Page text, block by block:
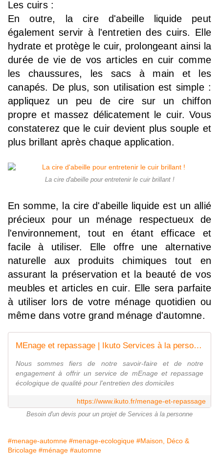
Les cuirs :
En outre, la cire d'abeille liquide peut
également servir à l'entretien des cuirs. Elle
hydrate et protège le cuir, prolongeant ainsi la
durée de vie de vos articles en cuir comme
les chaussures, les sacs à main et les
canapés. De plus, son utilisation est simple :
appliquez un peu de cire sur un chiffon
propre et massez délicatement le cuir. Vous
constaterez que le cuir devient plus souple et
plus brillant après chaque application.
La cire d'abeille pour entretenir le cuir brillant !
En somme, la cire d'abeille liquide est un allié
précieux pour un ménage respectueux de
l'environnement, tout en étant efficace et
facile à utiliser. Elle offre une alternative
naturelle aux produits chimiques tout en
assurant la préservation et la beauté de vos
meubles et articles en cuir. Elle sera parfaite
à utiliser lors de votre ménage quotidien ou
même dans votre grand ménage d'automne.
MEnage et repassage | Ikuto Services à la personne | Paris, 75013
Nous sommes fiers de notre savoir-faire et de notre
engagement à offrir un service de mEnage et repassage
écologique de qualité pour l'entretien des domiciles
https://www.ikuto.fr/menage-et-repassage
Besoin d'un devis pour un projet de Services à la personne
#menage-automne #menage-ecologique #Maison, Déco &
Bricolage #ménage #automne